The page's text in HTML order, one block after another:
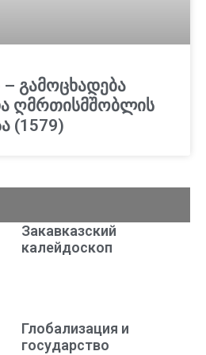
გამოცხადება
ღმრთისმშობლის
(1579)
Закавказский
калейдоскоп
Глобализация и
государство